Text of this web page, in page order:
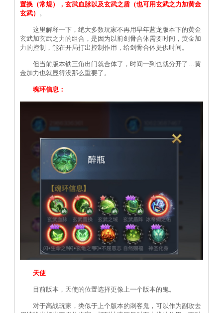
置换（常规），玄武血脉以及玄武之盾（也可用玄武之力加黄金
玄武） 。
这里解释一下，绝大多数玩家不再用早年蓝龙版本下的黄金
玄武加玄武之力的组合，是因为以前剑骨合体需要时间，黄金加
力的控制，能在开局打出控制作用，给剑骨合体提供时间。
但当前版本铁三角出门就合体了，时间一到也就分开了…黄
金加力也就显得没那么重要了。
魂环信息：
天使
目前版本，天使的位置选择更像上一个版本的鬼。
对于高战玩家，类似于上个版本的刺客鬼，可以作为副攻去